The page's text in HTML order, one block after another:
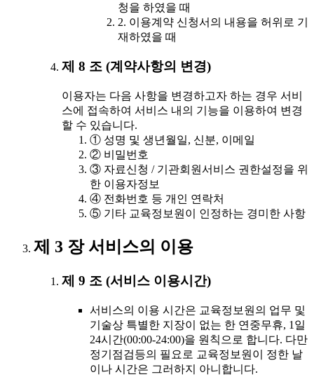
청을 하였을 때
2. 이용계약 신청서의 내용을 허위로 기
재하였을 때
제 8 조 (계약사항의 변경)
이용자는 다음 사항을 변경하고자 하는 경우 서비
스에 접속하여 서비스 내의 기능을 이용하여 변경
할 수 있습니다.
① 성명 및 생년월일, 신분, 이메일
② 비밀번호
③ 자료신청 / 기관회원서비스 권한설정을 위
한 이용자정보
④ 전화번호 등 개인 연락처
⑤ 기타 교육정보원이 인정하는 경미한 사항
제 3 장 서비스의 이용
제 9 조 (서비스 이용시간)
서비스의 이용 시간은 교육정보원의 업무 및
기술상 특별한 지장이 없는 한 연중무휴, 1일
24시간(00:00-24:00)을 원칙으로 합니다. 다만
정기점검등의 필요로 교육정보원이 정한 날
이나 시간은 그러하지 아니합니다.